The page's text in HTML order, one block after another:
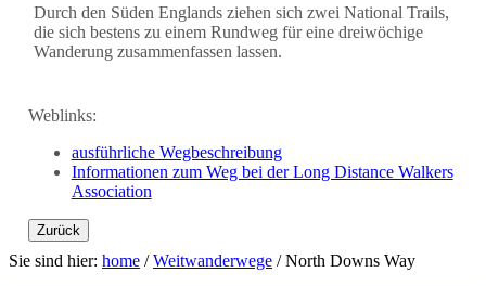
Durch den Süden Englands ziehen sich zwei National Trails,
die sich bestens zu einem Rundweg für eine dreiwöchige
Wanderung zusammenfassen lassen.
Weblinks:
ausführliche Wegbeschreibung
Informationen zum Weg bei der Long Distance Walkers
Association
Zurück
Sie sind hier: home /Weitwanderwege /North Downs Way